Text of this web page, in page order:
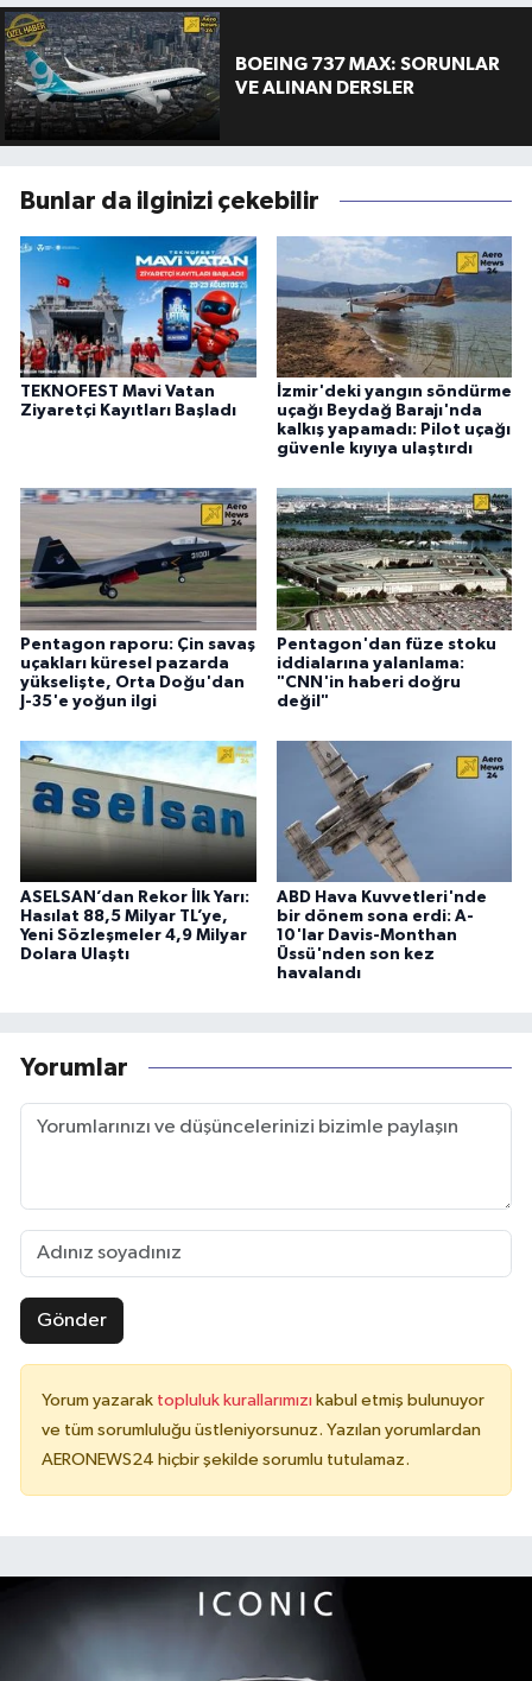
BOEING 737 MAX: SORUNLAR
VE ALINAN DERSLER
Bunlar da ilginizi çekebilir
TEKNOFEST Mavi Vatan
Ziyaretçi Kayıtları Başladı
İzmir'deki yangın söndürme
uçağı Beydağ Barajı'nda
kalkış yapamadı: Pilot uçağı
güvenle kıyıya ulaştırdı
Pentagon raporu: Çin savaş
uçakları küresel pazarda
yükselişte, Orta Doğu'dan
J-35'e yoğun ilgi
Pentagon'dan füze stoku
iddialarına yalanlama:
"CNN'in haberi doğru
değil"
ASELSAN’dan Rekor İlk Yarı:
Hasılat 88,5 Milyar TL’ye,
Yeni Sözleşmeler 4,9 Milyar
Dolara Ulaştı
ABD Hava Kuvvetleri'nde
bir dönem sona erdi: A-
10'lar Davis-Monthan
Üssü'nden son kez
havalandı
Yorumlar
Gönder
Yorum yazarak topluluk kurallarımızı kabul etmiş bulunuyor
ve tüm sorumluluğu üstleniyorsunuz. Yazılan yorumlardan
AERONEWS24 hiçbir şekilde sorumlu tutulamaz.